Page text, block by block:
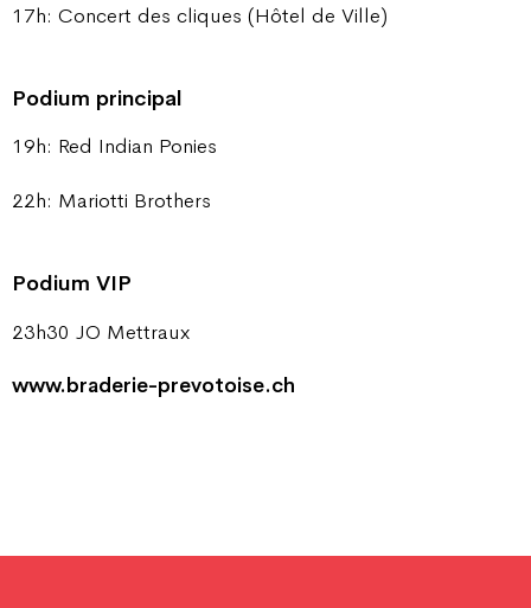
17h: Concert des cliques (Hôtel de Ville)
Podium principal
19h: Red Indian Ponies
22h: Mariotti Brothers
Podium VIP
23h30 JO Mettraux
www.braderie-prevotoise.ch